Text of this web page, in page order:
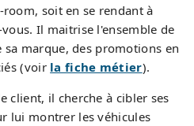
soit en se rendant à
Il maitrise l'ensemble de
sa marque, des promotions en
(voir la fiche métier).
client, il cherche à cibler ses
lui montrer les véhicules